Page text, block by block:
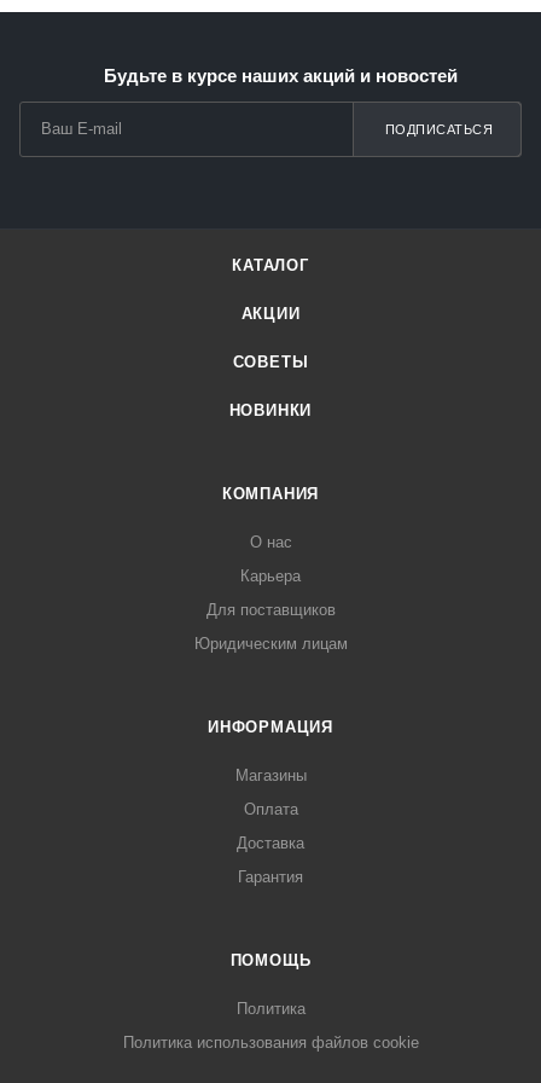
Будьте в курсе наших акций и новостей
ПОДПИСАТЬСЯ
КАТАЛОГ
АКЦИИ
СОВЕТЫ
НОВИНКИ
КОМПАНИЯ
О нас
Карьера
Для поставщиков
Юридическим лицам
ИНФОРМАЦИЯ
Магазины
Оплата
Доставка
Гарантия
ПОМОЩЬ
Политика
Политика использования файлов cookie